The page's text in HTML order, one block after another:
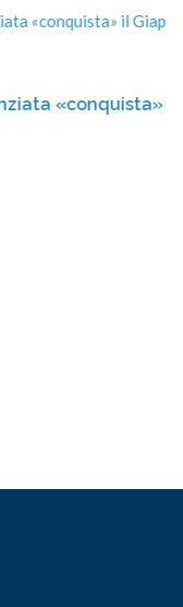
«conquista» il